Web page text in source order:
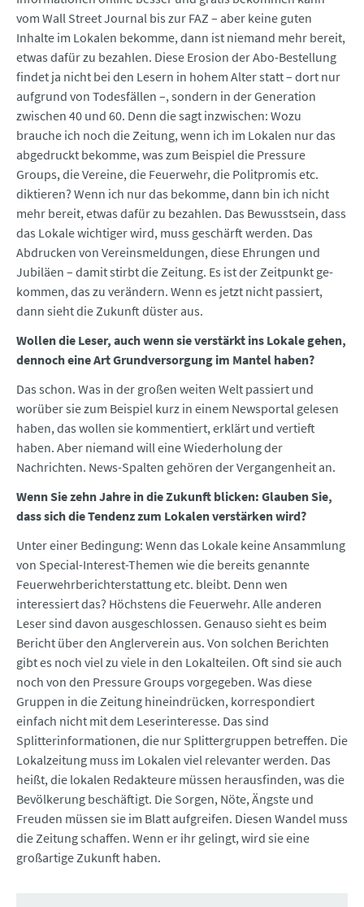
vom Wall Street Journal bis zur FAZ – aber keine gu­ten
Inhalte im Lokalen bekomme, dann ist niemand mehr bereit,
etwas dafür zu bezahlen. Diese Erosion der Abo-Bestellung
findet ja nicht bei den Lesern in hohem Alter statt – dort nur
aufgrund von Todesfällen –, sondern in der Generation
zwischen 40 und 60. Denn die sagt inzwischen: Wozu
brauche ich noch die Zeitung, wenn ich im Lokalen nur das
abgedruckt bekomme, was zum Beispiel die Pressure
Groups, die Vereine, die Feuerwehr, die Politpromis etc.
diktieren? Wenn ich nur das bekomme, dann bin ich nicht
mehr bereit, etwas dafür zu bezahlen. Das Bewusstsein, dass
das Lokale wichtiger wird, muss ge­­­schärft werden. Das
Abdrucken von Vereinsmeldungen, diese Ehrungen und
Jubiläen – damit stirbt die Zeitung. Es ist der Zeitpunkt ge­
kommen, das zu verändern. Wenn es jetzt nicht passiert,
dann sieht die Zukunft düster aus.
Wollen die Leser, auch wenn sie verstärkt ins Lokale gehen,
dennoch eine Art Grundversorgung im Mantel haben?
Das schon. Was in der großen weiten Welt passiert und
worüber sie zum Beispiel kurz in einem Newsportal gelesen
haben, das wollen sie kommentiert, erklärt und vertieft
haben. Aber niemand will eine Wiederholung der
Nachrichten. News-Spalten gehören der Vergangenheit an.
Wenn Sie zehn Jahre in die Zukunft blicken: Glauben Sie,
dass sich die Tendenz zum Lokalen verstärken wird?
Unter einer Bedingung: Wenn das Lokale keine Ansammlung
von Special-Interest-Themen wie die bereits genannte
Feuerwehrberichterstattung etc. bleibt. Denn wen
interessiert das? Höchstens die Feuerwehr. Alle anderen
Leser sind davon ausgeschlossen. Genauso sieht es beim
Bericht über den Anglerverein aus. Von solchen Berichten
gibt es noch viel zu viele in den Lokalteilen. Oft sind sie auch
noch von den Pressure Groups vorgegeben. Was diese
Gruppen in die Zeitung hineindrücken, korrespondiert
einfach nicht mit dem Leserinteresse. Das sind
Splitterinformationen, die nur Splittergruppen betreffen. Die
Lokalzeitung muss im Lokalen viel relevanter werden. Das
heißt, die lokalen Redakteure müssen herausfinden, was die
Bevölkerung beschäftigt. Die Sorgen, Nöte, Ängste und
Freuden müssen sie im Blatt aufgreifen. Diesen Wandel muss
die Zeitung schaffen. Wenn er ihr gelingt, wird sie eine
großartige Zukunft haben.